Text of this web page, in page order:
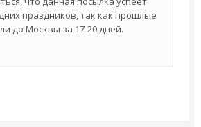
праздников, так как прошлые
до Москвы за 17-20 дней.